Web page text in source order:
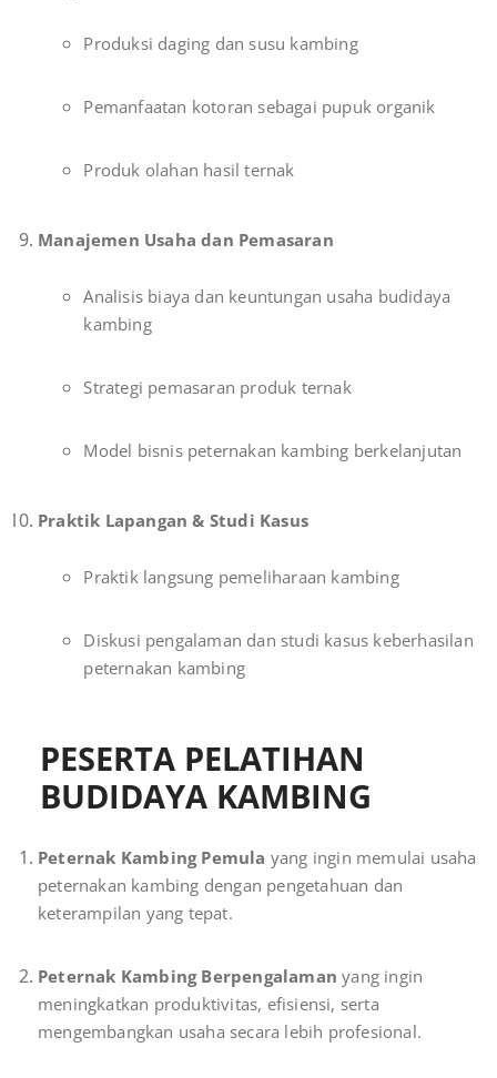
Produksi daging dan susu kambing
Pemanfaatan kotoran sebagai pupuk organik
Produk olahan hasil ternak
Manajemen Usaha dan Pemasaran
Analisis biaya dan keuntungan usaha budidaya
kambing
Strategi pemasaran produk ternak
Model bisnis peternakan kambing berkelanjutan
Praktik Lapangan & Studi Kasus
Praktik langsung pemeliharaan kambing
Diskusi pengalaman dan studi kasus keberhasilan
peternakan kambing
PESERTA PELATIHAN
BUDIDAYA KAMBING
Peternak Kambing Pemula yang ingin memulai usaha
peternakan kambing dengan pengetahuan dan
keterampilan yang tepat.
Peternak Kambing Berpengalaman yang ingin
meningkatkan produktivitas, efisiensi, serta
mengembangkan usaha secara lebih profesional.